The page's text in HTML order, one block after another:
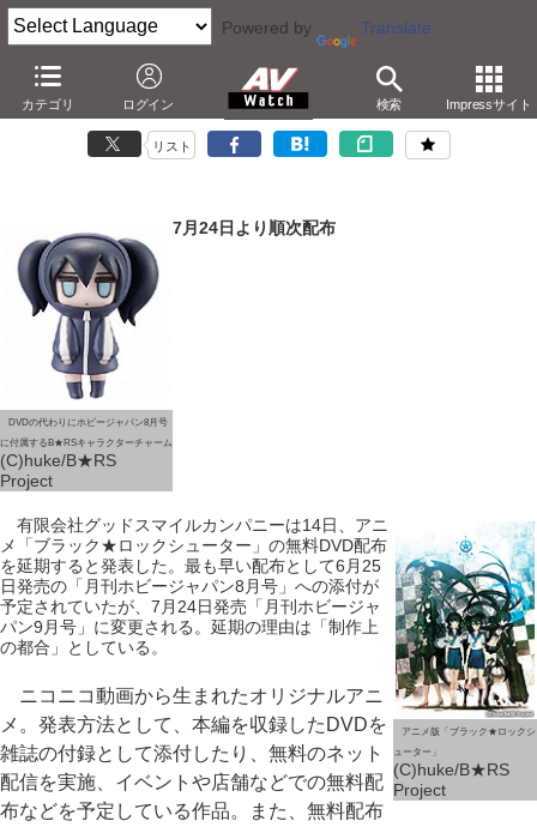
Powered by Translate
カテゴリ ログイン 検索 Impressサイト
アニメ「ブラック★ロックシューター」DVD無料配布が延期
－1号ずれた雑誌に添付。DVD代わりに特別付録も
リスト
DVDの代わりにホビージャパン8月号
に付属するB★RSキャラクターチャーム
(C)huke/B★RS
Project
7月24日より順次配布
アニメ版「ブラック★ロックシ
ューター」
(C)huke/B★RS
Project
有限会社グッドスマイルカンパニーは14日、アニ
メ「ブラック★ロックシューター」の無料DVD配布
を延期すると発表した。最も早い配布として6月25
日発売の「月刊ホビージャパン8月号」への添付が
予定されていたが、7月24日発売「月刊ホビージャ
パン9月号」に変更される。延期の理由は「制作上
の都合」としている。
ニコニコ動画から生まれたオリジナルアニ
メ。発表方法として、本編を収録したDVDを
雑誌の付録として添付したり、無料のネット
配信を実施、イベントや店舗などでの無料配
布などを予定している作品。また、無料配布